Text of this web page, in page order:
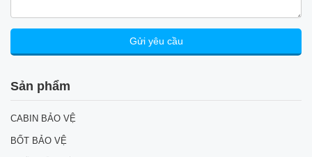
Sản phẩm
CABIN BẢO VỆ
BỐT BẢO VỆ